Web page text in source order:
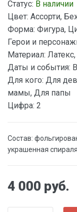
Статус: В наличии
Цвет: Ассорти,
Форма: Фигура,
Герои и
Материал:
Даты и события:
Для кого: Для
мамы, Для папы
Цифра: 2
Состав:
украшенная
4 000 руб.